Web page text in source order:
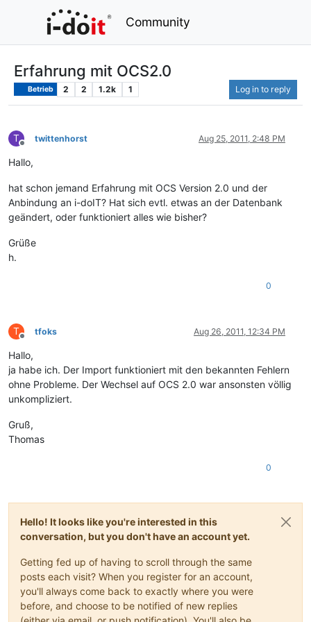
Community
Erfahrung mit OCS2.0
Betrieb 2 2 1.2k 1 Log in to reply
T
Offline
twittenhorst Aug 25, 2011, 2:48 PM
Hallo,
hat schon jemand Erfahrung mit OCS Version 2.0 und der
Anbindung an i-doIT? Hat sich evtl. etwas an der Datenbank
geändert, oder funktioniert alles wie bisher?
Grüße
h.
0
T
Offline
tfoks Aug 26, 2011, 12:34 PM
Hallo,
ja habe ich. Der Import funktioniert mit den bekannten Fehlern
ohne Probleme. Der Wechsel auf OCS 2.0 war ansonsten völlig
unkompliziert.
Gruß,
Thomas
0
Hello! It looks like you're interested in this
conversation, but you don't have an account yet.
Getting fed up of having to scroll through the same
posts each visit? When you register for an account,
you'll always come back to exactly where you were
before, and choose to be notified of new replies